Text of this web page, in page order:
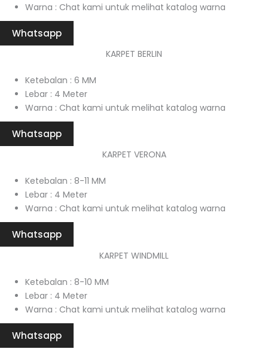
Warna : Chat kami untuk melihat katalog warna
Whatsapp
KARPET BERLIN
Ketebalan : 6 MM
Lebar : 4 Meter
Warna : Chat kami untuk melihat katalog warna
Whatsapp
KARPET VERONA
Ketebalan : 8-11 MM
Lebar : 4 Meter
Warna : Chat kami untuk melihat katalog warna
Whatsapp
KARPET WINDMILL
Ketebalan : 8-10 MM
Lebar : 4 Meter
Warna : Chat kami untuk melihat katalog warna
Whatsapp